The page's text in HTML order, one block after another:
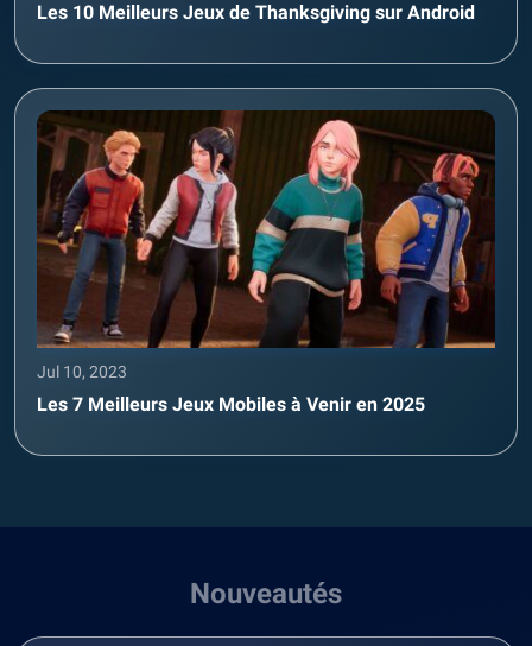
Les 10 Meilleurs Jeux de Thanksgiving sur Android
Jul 10, 2023
Les 7 Meilleurs Jeux Mobiles à Venir en 2025
Nouveautés